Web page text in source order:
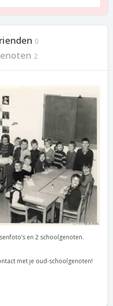
0
2
en 2 schoolgenoten.
met je oud-schoolgenoten!